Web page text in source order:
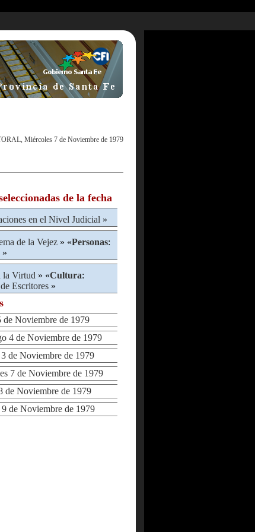
Miércoles 7 de Noviembre de 1979
de la fecha
en el Nivel Judicial »
de la Vejez » «Personas:
»
la Virtud » «Cultura:
Escritores »
Noviembre de 1979
4 de Noviembre de 1979
de Noviembre de 1979
7 de Noviembre de 1979
Noviembre de 1979
de Noviembre de 1979